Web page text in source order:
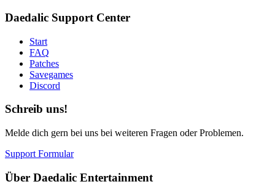
Daedalic Support Center
Start
FAQ
Patches
Savegames
Discord
Schreib uns!
Melde dich gern bei uns bei weiteren Fragen oder Problemen.
Support Formular
Über Daedalic Entertainment